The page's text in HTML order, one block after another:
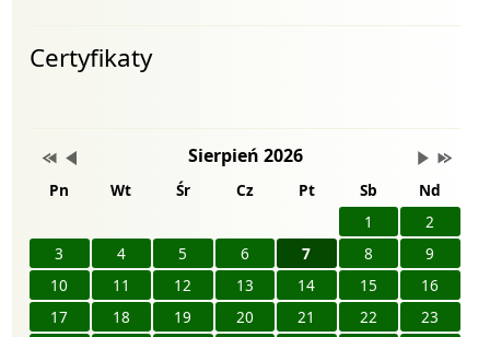
Certyfikaty
Wydarzenia Lista wydarzeń w miesiącu
Sierpień 2026Brak wydarzeń w
Przestaw datę na Sierpień 2025
Przestaw datę na Lipiec 2026
Pn Wt Śr Cz Pt Sb
Nd
1
2
3
4 5 6 7 8
9
10
11 12 13 14 15
16
17
18 19 20 21 22
23